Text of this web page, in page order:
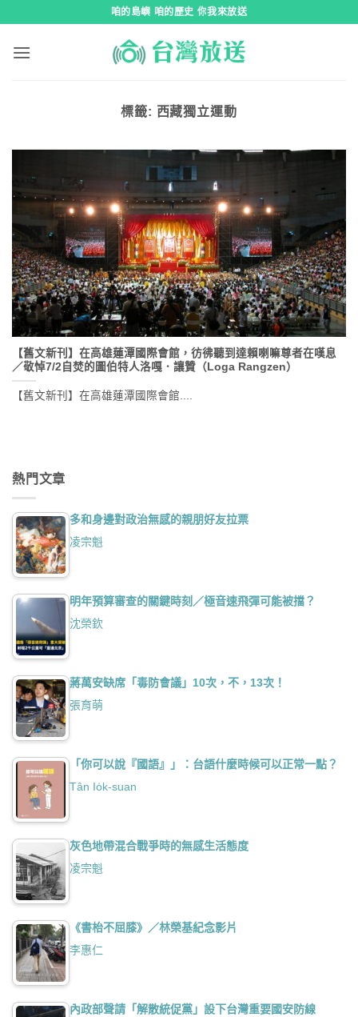
咱的島嶼 咱的歷史 你我來放送
標籤: 西藏獨立運動
【舊文新刊】在高雄蓮潭國際會館，彷彿聽到達賴喇嘛尊者在嘆息
／敬悼7/2自焚的圖伯特人洛嘎．讓贊（Loga Rangzen）
【舊文新刊】在高雄蓮潭國際會館....
熱門文章
多和身邊對政治無感的親朋好友拉票
凌宗魁
明年預算審查的關鍵時刻／極音速飛彈可能被擋？
沈榮欽
蔣萬安缺席「毒防會議」10次，不，13次！
張育萌
「你可以說『國語』」：台語什麼時候可以正常一點？
Tân Io̍k-suan
灰色地帶混合戰爭時的無感生活態度
凌宗魁
《書枱不屈膝》／林榮基紀念影片
李惠仁
內政部聲請「解散統促黨」設下台灣重要國安防線